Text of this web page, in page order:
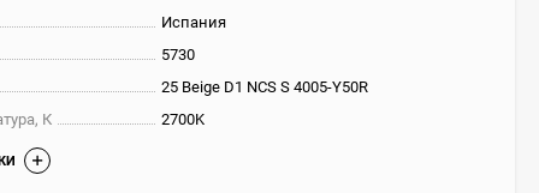
Испания
5730
25 Beige D1 NCS S 4005-Y50R
К
2700K